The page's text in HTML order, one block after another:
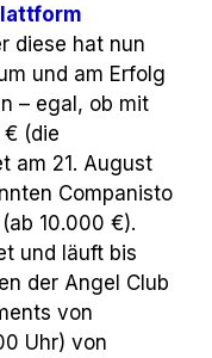
diese hat nun
und am Erfolg
– egal, ob mit
(die
am 21. August
Companisto
(ab 10.000 €).
und läuft bis
der Angel Club
von
Uhr) von